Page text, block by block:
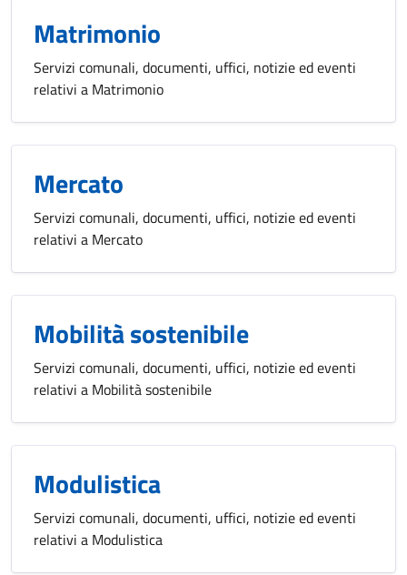
Matrimonio
Servizi comunali, documenti, uffici, notizie ed eventi
relativi a Matrimonio
Mercato
Servizi comunali, documenti, uffici, notizie ed eventi
relativi a Mercato
Mobilità sostenibile
Servizi comunali, documenti, uffici, notizie ed eventi
relativi a Mobilità sostenibile
Modulistica
Servizi comunali, documenti, uffici, notizie ed eventi
relativi a Modulistica